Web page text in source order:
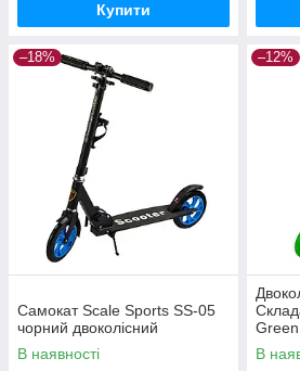
Купити
–18%
Самокат Scale Sports SS-05
чорний двоколісний
В наявності
–12%
Green
В